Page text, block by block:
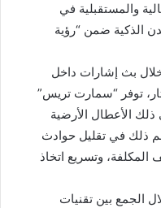
والمستقبلية في
الذكية ضمن “رؤية
بث إشارات داخل
تحت الأرض حتى عمق 6 أمتار، توفر “سمارت تريس”
ذلك الأعطال الأرضية
ذلك في تقليل حوادث
وتسريع اتخاذ
الجمع بين تقنيات